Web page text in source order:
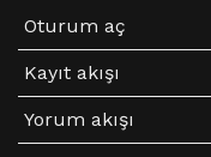
Size ne oluyor da:
bu şehirden çıkar,
Oturum aç
Kayıt akışı
Yorum akışı